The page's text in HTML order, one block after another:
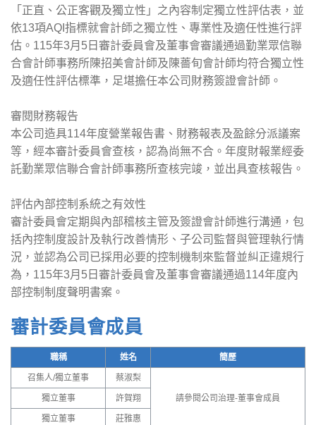
「正直、公正客觀及獨立性」之內容制定獨立性評估表，並
依13項AQI指標就會計師之獨立性、專業性及適任性進行評
估。115年3月5日審計委員會及董事會審議通過勤業眾信聯
合會計師事務所陳招美會計師及陳薔旬會計師均符合獨立性
及適任性評估標準，足堪擔任本公司財務簽證會計師。
審閱財務報告
本公司造具114年度營業報告書、財務報表及盈餘分派議案
等，經本審計委員會查核，認為尚無不合。年度財報業經委
託勤業眾信聯合會計師事務所查核完竣，並出具查核報告。
評估內部控制系統之有效性
審計委員會定期與內部稽核主管及簽證會計師進行溝通，包
括內控制度設計及執行改善情形、子公司監督與管理執行情
況，並認為公司已採用必要的控制機制來監督並糾正違規行
為，115年3月5日審計委員會及董事會審議通過114年度內
部控制制度聲明書案。
審計委員會成員
職稱 姓名 簡歷
召集人/獨立董事 蔡淑梨
請參閱公司治理-董事會成員
獨立董事 許賀翔
獨立董事 莊雅惠